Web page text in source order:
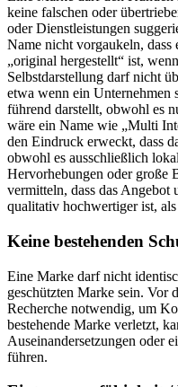
keine falschen oder
oder Dienstleistungen
Name nicht vorgaukeln,
„original hergestellt“ ist,
Selbstdarstellung darf nicht
etwa wenn ein Unternehmen
führend darstellt, obwohl es
wäre ein Name wie „Multi
den Eindruck erweckt, dass
obwohl es ausschließlich
Hervorhebungen oder große
vermitteln, dass das Angebot
qualitativ hochwertiger ist,
Keine bestehenden
Eine Marke darf nicht
geschützten Marke sein. Vor
Recherche notwendig, um
bestehende Marke verletzt,
Auseinandersetzungen oder
führen.